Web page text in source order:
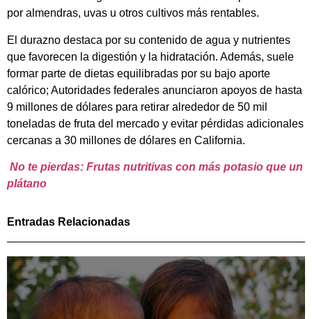
por almendras, uvas u otros cultivos más rentables.
El durazno destaca por su contenido de agua y nutrientes
que favorecen la digestión y la hidratación. Además, suele
formar parte de dietas equilibradas por su bajo aporte
calórico; Autoridades federales anunciaron apoyos de hasta
9 millones de dólares para retirar alrededor de 50 mil
toneladas de fruta del mercado y evitar pérdidas adicionales
cercanas a 30 millones de dólares en California.
No te pierdas: Frutas nutritivas con más potasio que un
plátano
Entradas Relacionadas